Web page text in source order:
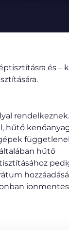
és –
hűtő
hűtő